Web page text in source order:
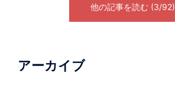
他の記事を読む (3/92)
アーカイブ